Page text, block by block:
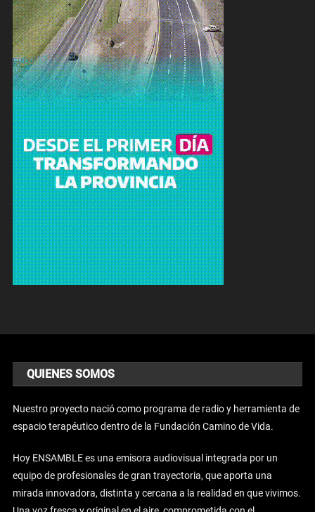
QUIENES SOMOS
Nuestro proyecto nació como programa de radio y herramienta de
espacio terapéutico dentro de la Fundación Camino de Vida.
Hoy ENSAMBLE es una emisora audiovisual integrada por un
equipo de profesionales de gran trayectoria, que aporta una
mirada innovadora, distinta y cercana a la realidad en que vivimos.